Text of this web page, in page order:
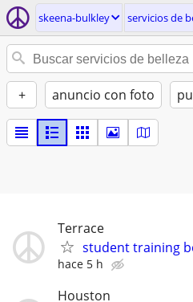
skeena-bulkley servicios de
+ anuncio con foto
Terrace
student training
hace 5 h
Houston